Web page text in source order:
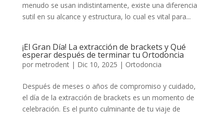
menudo se usan indistintamente, existe una diferencia
sutil en su alcance y estructura, lo cual es vital para...
¡El Gran Día! La extracción de brackets y Qué
esperar después de terminar tu Ortodoncia
por metrodent| Dic 10, 2025 | Ortodoncia
Después de meses o años de compromiso y cuidado,
el día de la extracción de brackets es un momento de
celebración. Es el punto culminante de tu viaje de